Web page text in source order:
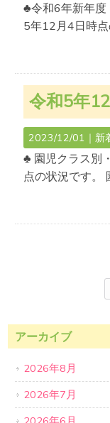
♣令和6年新年
5年12月4日時
令和5年12月度
2023/12/01｜新
♣ 園児クラス別
点の状況です。
アーカイブ
2026年8月
2026年7月